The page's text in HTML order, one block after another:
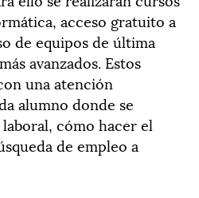
acceso gratuito a
de equipos de última
avanzados. Estos
una atención
alumno donde se
cómo hacer el
de empleo a